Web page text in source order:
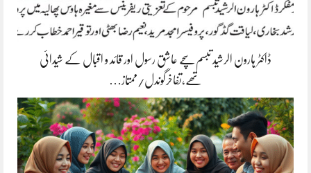
ڈاکٹر ہارون الرشید تبسم سچے عاشق رسول اور قائد و اقبال کے شیدائی
تھے،تفاخرگوندل/ممتاز…